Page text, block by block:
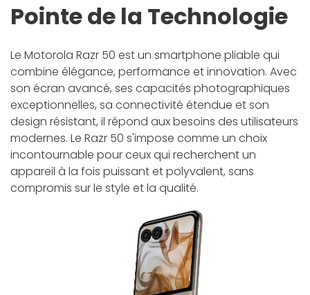
Pointe de la Technologie
Le Motorola Razr 50 est un smartphone pliable qui
combine élégance, performance et innovation. Avec
son écran avancé, ses capacités photographiques
exceptionnelles, sa connectivité étendue et son
design résistant, il répond aux besoins des utilisateurs
modernes. Le Razr 50 s'impose comme un choix
incontournable pour ceux qui recherchent un
appareil à la fois puissant et polyvalent, sans
compromis sur le style et la qualité.